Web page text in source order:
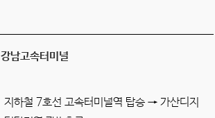
강남고속터미널
지하철 7호선 고속터미널역 탑승 → 가산디지